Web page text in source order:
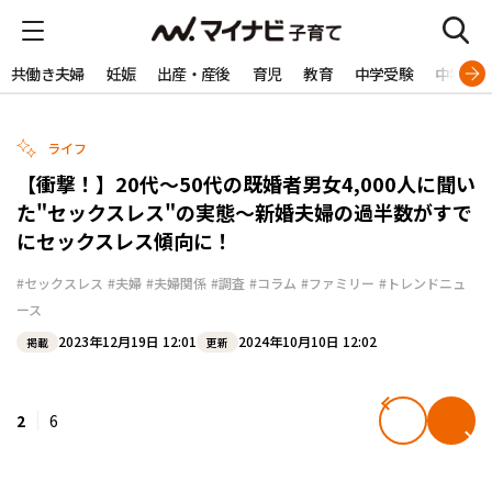
共働き夫婦 妊娠 出産・産後 育児 教育 中学受験 中学生
ライフ
【衝撃！】20代〜50代の既婚者男女4,000人に聞い
た"セックスレス"の実態〜新婚夫婦の過半数がすで
にセックスレス傾向に！
#セックスレス #夫婦 #夫婦関係 #調査 #コラム #ファミリー #トレンドニュ
ース
掲載 2023年12月19日 12:01 更新 2024年10月10日 12:02
2 6